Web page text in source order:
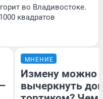
во Владивостоке.
квадратов
МНЕНИЕ
Измену можно
вычеркнуть